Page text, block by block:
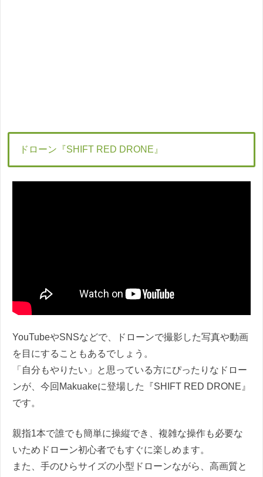
ドローン『SHIFT RED DRONE』
YouTubeやSNSなどで、ドローンで撮影した写真や動画
を目にすることもあるでしょう。
「自分もやりたい」と思っている方にぴったりなドロー
ンが、今回Makuakeに登場した『SHIFT RED DRONE』
です。
親指1本で誰でも簡単に操縦でき、複雑な操作も必要な
いためドローン初心者でもすぐに楽しめます。
また、手のひらサイズの小型ドローンながら、高画質と